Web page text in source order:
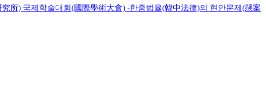
所) 국제학술대회(國際學術大會) -한중법율(韓中法律)의 현안문제(懸案